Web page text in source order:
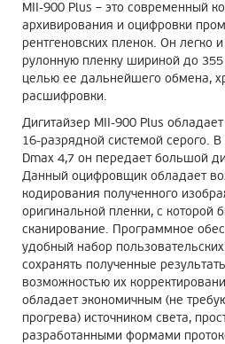
MII-900 Plus – это современный
архивирования и оцифровки
рентгеновских пленок. Он легко
рулонную пленку шириной до
целью ее дальнейшего обмена,
расшифровки.
Дигитайзер MII-900 Plus
16-разрядной системой серого.
Dmax 4,7 он передает большой
Данный оцифровщик обладает
кодирования полученного
оригинальной пленки, с которой
сканирование. Программное
удобный набор
сохранять полученные
возможностью их
обладает экономичным (не
прогрева) источником света,
разработанными формами